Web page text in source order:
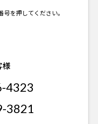
を押してください。
様
4323
3821